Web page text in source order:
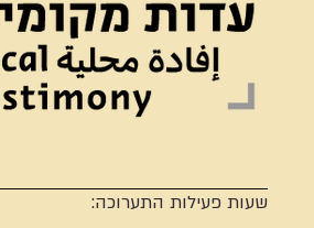
שעות פעילות התערוכה: